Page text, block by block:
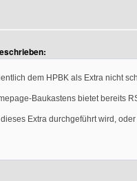
dem HPBK als Extra nicht
Baukastens bietet bereits
Extra durchgeführt wird,